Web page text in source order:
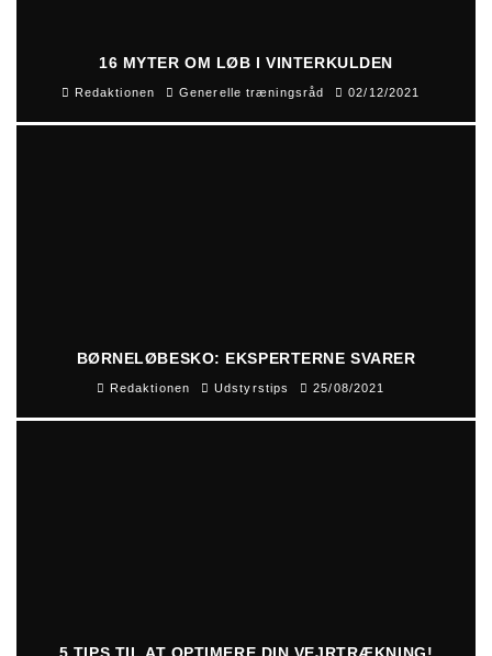
16 MYTER OM LØB I VINTERKULDEN
Redaktionen Generelle træningsråd 02/12/2021
BØRNELØBESKO: EKSPERTERNE SVARER
Redaktionen Udstyrstips 25/08/2021